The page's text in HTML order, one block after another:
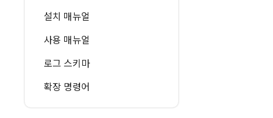
설치 매뉴얼
사용 매뉴얼
로그 스키마
확장 명령어